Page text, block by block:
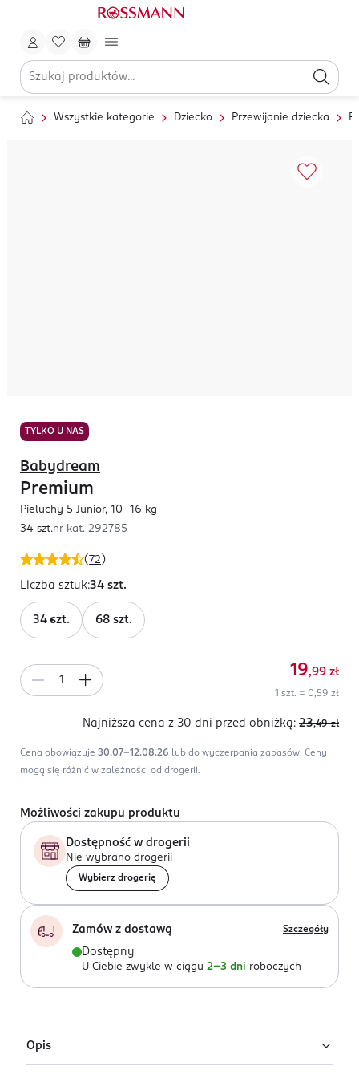
Wszystkie kategorie Dziecko Przewijanie dziecka
TYLKO U NAS
( 72 )
Babydream
Premium
Pieluchy 5 Junior, 10-16 kg
34 szt.nr kat. 292785
Liczba sztuk:34 szt.
34 szt. 68 szt.
19,99 zł
1 szt. = 0,59 zł
Najniższa cena z 30 dni przed obniżką: 23,49 zł
Cena obowiązuje 30.07-12.08.26 lub do wyczerpania zapasów. Ceny
mogą się różnić w zależności od drogerii.
Możliwości zakupu produktu
Dostępność w drogerii
Nie wybrano drogerii
Wybierz drogerię
Zamów z dostawą Szczegóły
Dostępny
U Ciebie zwykle w ciągu 2-3 dni roboczych
Opis